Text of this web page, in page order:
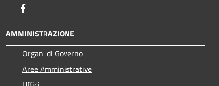
AMMINISTRAZIONE
Organi di Governo
Aree Amministrative